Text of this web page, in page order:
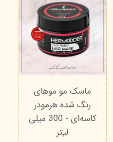
ماسک مو موهای
رنگ شده هرمودر
کاسه‌ای - 300 میلی
لیتر